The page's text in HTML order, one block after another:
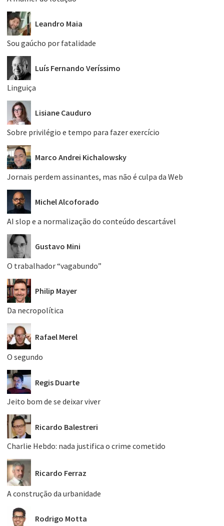
Leandro Maia
Sou gaúcho por fatalidade
Luís Fernando Veríssimo
Linguiça
Lisiane Cauduro
Sobre privilégio e tempo para fazer exercício
Marco Andrei Kichalowsky
Jornais perdem assinantes, mas não é culpa da Web
Michel Alcoforado
AI slop e a normalização do conteúdo descartável
Gustavo Mini
O trabalhador “vagabundo”
Philip Mayer
Da necropolítica
Rafael Merel
O segundo
Regis Duarte
Jeito bom de se deixar viver
Ricardo Balestreri
Charlie Hebdo: nada justifica o crime cometido
Ricardo Ferraz
A construção da urbanidade
Rodrigo Motta